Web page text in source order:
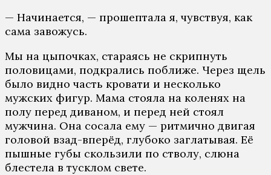
— Начинается, — прошептала я, чувствуя, как
сама завожусь.
Мы на цыпочках, стараясь не скрипнуть
половицами, подкрались поближе. Через щель
было видно часть кровати и несколько
мужских фигур. Мама стояла на коленях на
полу перед диваном, и перед ней стоял
мужчина. Она сосала ему — ритмично двигая
головой взад-вперёд, глубоко заглатывая. Её
пышные губы скользили по стволу, слюна
блестела в тусклом свете.